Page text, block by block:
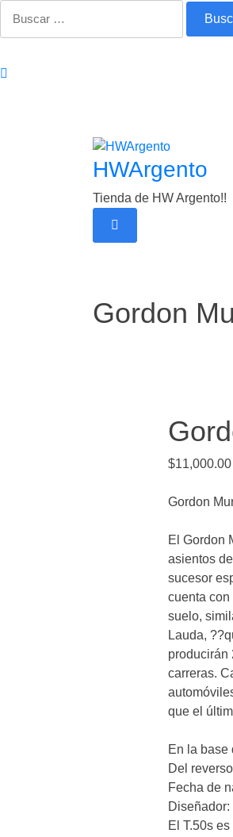
HWArgento
Tienda de HW Argento!!
Gordon
$11,000.00
Gordon
El Gordon
asientos
sucesor
cuenta
suelo,
Lauda,
producirán
carreras.
que el
En la base
Del
Fecha de
El T.50s